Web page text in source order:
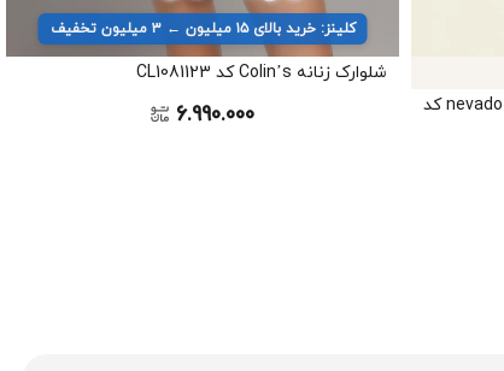
شومیز زنانه کژوال آستین‌کوتاه قهوه ای nevado کد
کلینز: خرید بالای ۱۵ میلیون ← ۳ میلیون تخفیف
شلوارک زنانه Colin’s کد CL1081123
6.990.000